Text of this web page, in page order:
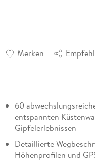
Merken
60
entspannten
Gipfelerlebnissen
Detaillierte
Höhenprofilen und